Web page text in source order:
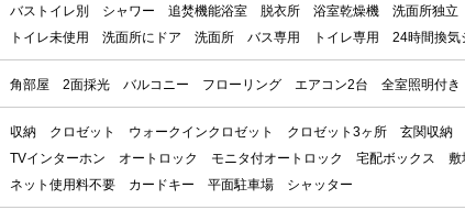
バストイレ別 シャワー 追焚機能浴室 脱衣所 浴室乾燥機 洗面所独立
トイレ未使用
洗面所にドア 洗面所 バス専用 トイレ専用 24時間換気
角部屋 2面採光 バルコニー フローリング エアコン2台 全室照明付き
収納 クロゼット ウォークインクロゼット クロゼット3ヶ所 玄関収納
TVインターホン
オートロック モニタ付オートロック 宅配ボックス 敷
ネット使用料不要
カードキー 平面駐車場 シャッター